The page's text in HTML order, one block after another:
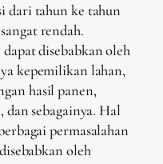
dari tahun ke tahun
rendah.
disebabkan oleh
kepemilikan lahan,
hasil panen,
sebagainya. Hal
permasalahan
oleh